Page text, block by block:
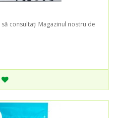
consultați Magazinul nostru de